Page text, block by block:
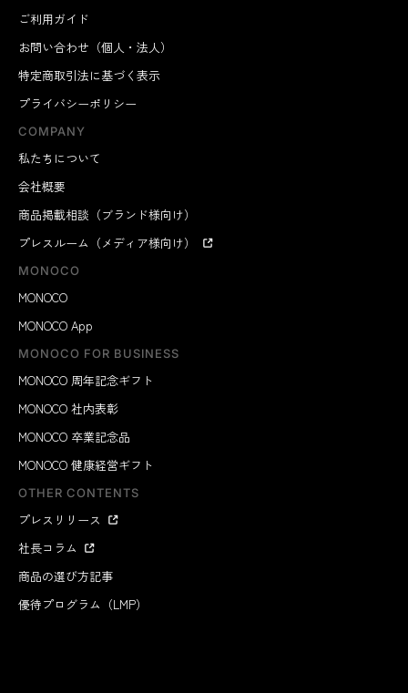
ご利用ガイド
お問い合わせ（個人・法人）
特定商取引法に基づく表示
プライバシーポリシー
COMPANY
私たちについて
会社概要
商品掲載相談（ブランド様向け）
プレスルーム（メディア様向け）
MONOCO
MONOCO
MONOCO App
MONOCO FOR BUSINESS
MONOCO 周年記念ギフト
MONOCO 社内表彰
MONOCO 卒業記念品
MONOCO 健康経営ギフト
OTHER CONTENTS
プレスリリース
社長コラム
商品の選び方記事
優待プログラム（LMP）